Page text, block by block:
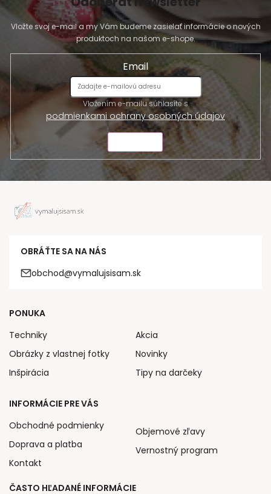
Vložte svoj e-mail a my Vám budeme zasielať informácie o nových
produktoch na našom e-shope.
Email
Vložením e-mailu súhlasíte s
podmienkami ochrany osobných údajov
OBRÁŤTE SA NA NÁS
obchod@vymalujsisam.sk
PONUKA
Techniky
Obrázky z vlastnej fotky
Inšpirácia
Akcia
Novinky
Tipy na darčeky
INFORMÁCIE PRE VÁS
Obchodné podmienky
Doprava a platba
Kontakt
Objemové zľavy
Vernostný program
ČASTO HĽADANÉ INFORMÁCIE